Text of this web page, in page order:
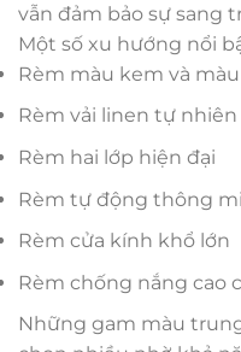
vẫn đảm bảo sự sang
Một số xu hướng nổi
Rèm màu kem và
Rèm vải linen tự nhiên
Rèm hai lớp hiện đại
Rèm tự động thông
Rèm cửa kính khổ lớn
Rèm chống nắng cao
Những gam màu